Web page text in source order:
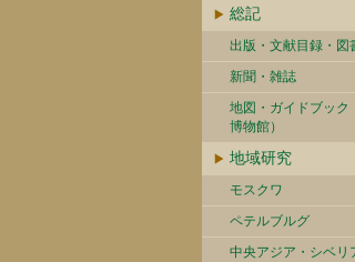
総記
出版・文献目録・図
新聞・雑誌
地図・ガイドブック
博物館）
地域研究
モスクワ
ペテルブルグ
中央アジア・シベリ